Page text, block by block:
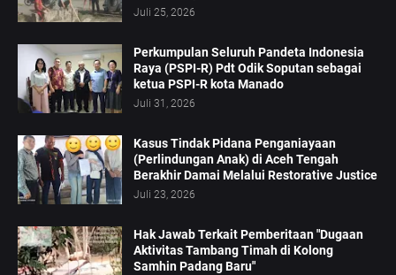
Juli 25, 2026
Perkumpulan Seluruh Pandeta Indonesia
Raya (PSPI-R) Pdt Odik Soputan sebagai
ketua PSPI-R kota Manado
Juli 31, 2026
Kasus Tindak Pidana Penganiayaan
(Perlindungan Anak) di Aceh Tengah
Berakhir Damai Melalui Restorative Justice
Juli 23, 2026
Hak Jawab Terkait Pemberitaan "Dugaan
Aktivitas Tambang Timah di Kolong
Samhin Padang Baru"